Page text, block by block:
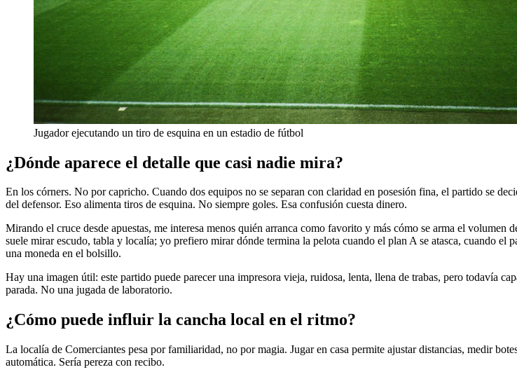
Jugador ejecutando un tiro de esquina en un estadio de fútbol
¿Dónde aparece el detalle que casi nadie mira?
En los córners. No por capricho. Cuando dos equipos no se separan con claridad en posesión fina, el partido se
del defensor. Eso alimenta tiros de esquina. No siempre goles. Esa confusión cuesta dinero.
Mirando el cruce desde apuestas, me interesa menos quién arranca como favorito y más cómo se arma el
suele mirar escudo, tabla y localía; yo prefiero mirar dónde termina la pelota cuando el plan A se atasca, cuando
una moneda en el bolsillo.
Hay una imagen útil: este partido puede parecer una impresora vieja, ruidosa, lenta, llena de trabas, pero todavía
parada. No una jugada de laboratorio.
¿Cómo puede influir la cancha local en el ritmo?
La localía de Comerciantes pesa por familiaridad, no por magia. Jugar en casa permite ajustar distancias, medir
automática. Sería pereza con recibo.